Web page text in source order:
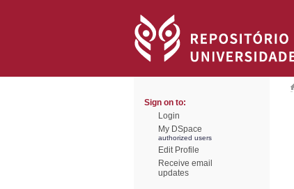
Sign on to:
Login
My DSpace
authorized users
Edit Profile
Receive email
updates